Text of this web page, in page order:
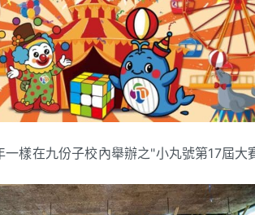
樣在九份子校內舉辦之"小丸號第17屆大